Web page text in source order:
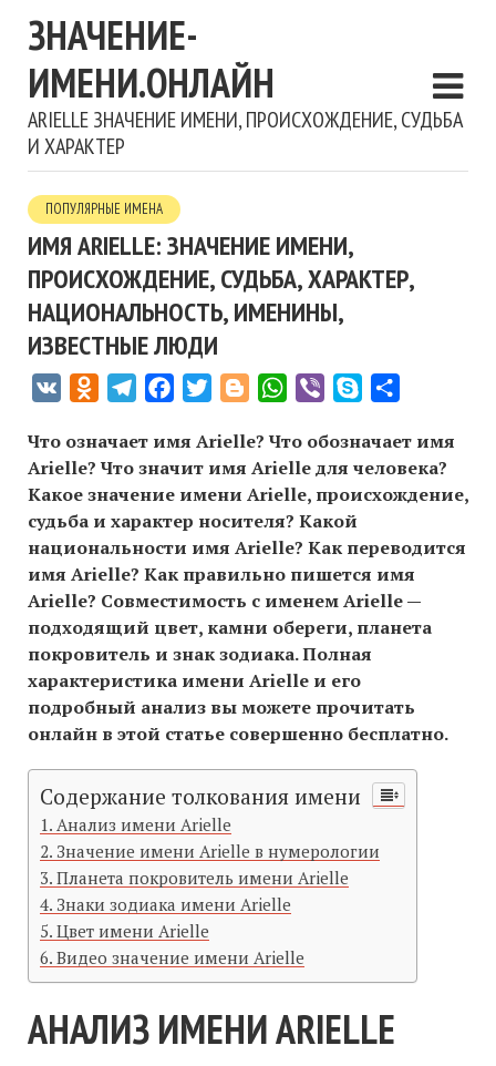
ЗНАЧЕНИЕ-
ИМЕНИ.ОНЛАЙН
ARIELLE ЗНАЧЕНИЕ ИМЕНИ, ПРОИСХОЖДЕНИЕ, СУДЬБА
И ХАРАКТЕР
ПОПУЛЯРНЫЕ ИМЕНА
ИМЯ ARIELLE: ЗНАЧЕНИЕ ИМЕНИ,
ПРОИСХОЖДЕНИЕ, СУДЬБА, ХАРАКТЕР,
НАЦИОНАЛЬНОСТЬ, ИМЕНИНЫ,
ИЗВЕСТНЫЕ ЛЮДИ
VK Odnoklassniki
TelegramFacebookTwitterBloggerWhatsApp
Viber Skype
Что означает имя Arielle? Что обозначает имя
Arielle? Что значит имя Arielle для человека?
Какое значение имени Arielle, происхождение,
судьба и характер носителя? Какой
национальности имя Arielle? Как переводится
имя Arielle? Как правильно пишется имя
Arielle? Совместимость c именем Arielle —
подходящий цвет, камни обереги, планета
покровитель и знак зодиака. Полная
характеристика имени Arielle и его
подробный анализ вы можете прочитать
онлайн в этой статье совершенно бесплатно.
Содержание толкования имени
Анализ имени Arielle
Значение имени Arielle в нумерологии
Планета покровитель имени Arielle
Знаки зодиака имени Arielle
Цвет имени Arielle
Видео значение имени Arielle
АНАЛИЗ ИМЕНИ ARIELLE